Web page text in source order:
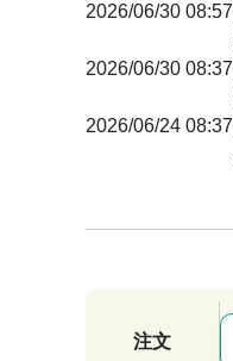
2026/06/30 08:57
2026/06/30 08:37
2026/06/24 08:37
注文